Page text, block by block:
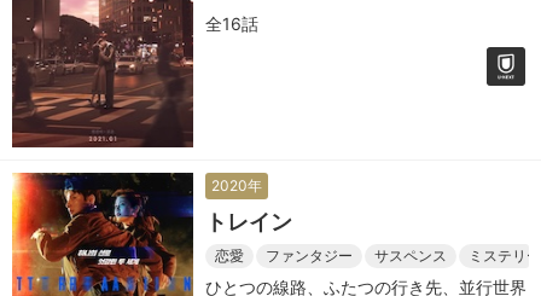
全16話
2020年
トレイン
恋愛 ファンタジー サスペンス ミステリー
ひとつの線路、ふたつの行き先、並行世界